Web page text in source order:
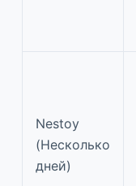
Nestoy
(Несколько
дней)